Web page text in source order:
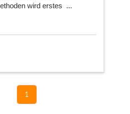
wird erstes ...
1